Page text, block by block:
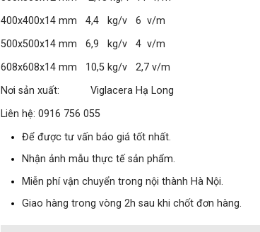
400x400x14 mm 4,4 kg/v 6 v/m
500x500x14 mm 6,9 kg/v 4 v/m
608x608x14 mm 10,5 kg/v 2,7 v/m
Nơi sản xuất: Viglacera Hạ Long
Liên hệ: 0916 756 055
Để được tư vấn báo giá tốt nhất.
Nhận ảnh mẫu thực tế sản phẩm.
Miễn phí vận chuyển trong nội thành Hà Nội.
Giao hàng trong vòng 2h sau khi chốt đơn hàng.